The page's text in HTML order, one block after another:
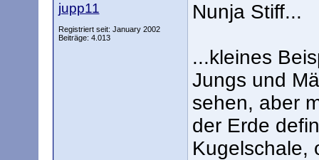
jupp11
Registriert seit: January 2002
Beiträge: 4.013
Nunja Stiff...
...kleines
Jungs und
sehen, aber
der Erde
Kugelschale,